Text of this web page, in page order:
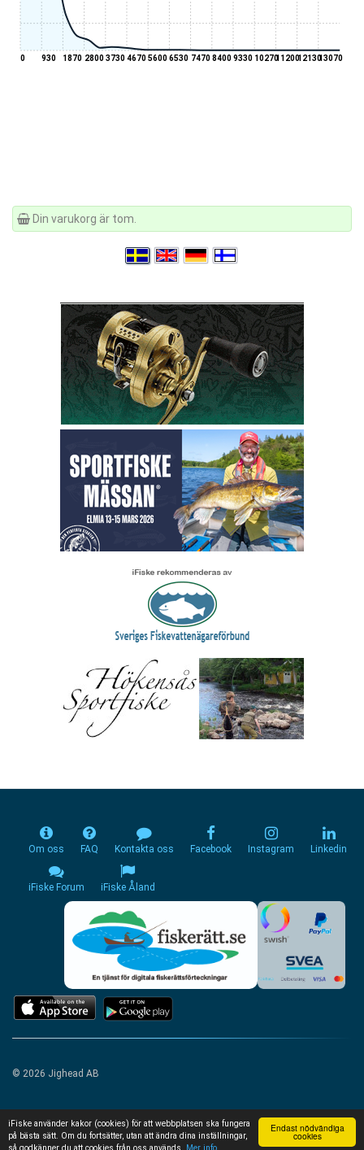
Endast nödvändiga
cookies
iFiske använder kakor (cookies) för att webbplatsen ska fungera
på bästa sätt. Om du fortsätter, utan att ändra dina inställningar,
så godkänner du att cookies från oss används.
Mer info...
0 930 1870 28003730467056006530 747084009330 10270112001213013070
Din varukorg är tom.
Om oss FAQ Kontakta oss Facebook Instagram Linkedin
iFiske Forum iFiske Åland
© 2026 Jighead AB